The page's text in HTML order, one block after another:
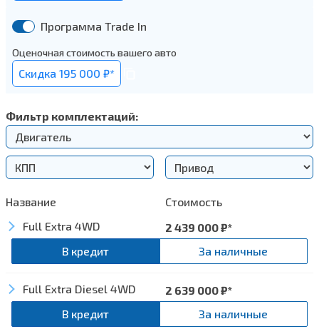
Программа Trade In
Оценочная стоимость вашего авто
Cкидка 195 000 ₽*
Фильтр комплектаций:
Название
Стоимость
Full Extra 4WD
2 439 000₽*
В кредит
За наличные
Экстерьер
Легкосплавные колесные диски
Full Extra Diesel 4WD 2 639 000₽*
В кредит
За наличные